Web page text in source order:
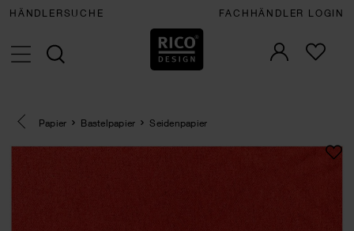
HÄNDLERSUCHE FACHHÄNDLER LOGIN
Eine Kategorie zurück navigieren
Papier Bastelpapier Seidenpapier